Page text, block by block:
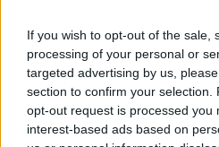
If you wish to opt-out of the sale,
processing of your personal or
targeted advertising by us,
section to confirm your selection.
opt-out request is processed you
interest-based ads based on
Återbruksbutiken i
stänger: ”Varit tuffa
NÄRINGSLIV 08 juli 2026 18.00